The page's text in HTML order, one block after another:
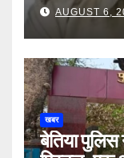
AUGUST 6,
खबर
बेतिया पुलिस